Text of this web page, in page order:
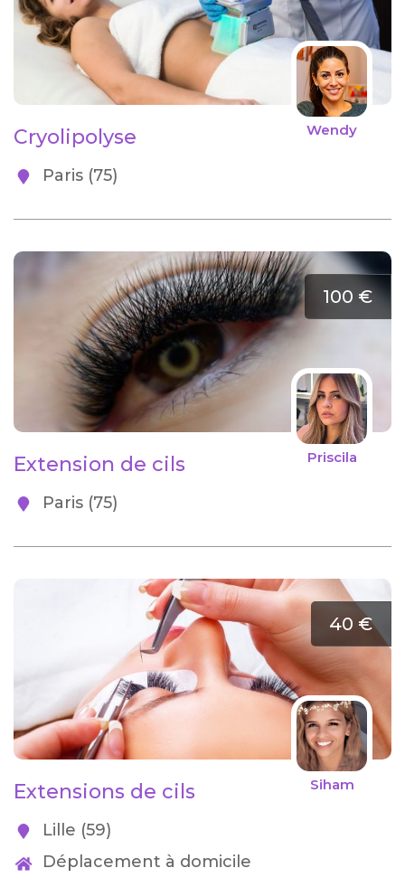
Wendy
Cryolipolyse
Paris (75)
100 €
Priscila
Extension de cils
Paris (75)
40 €
Siham
Extensions de cils
Lille (59)
Déplacement à domicile